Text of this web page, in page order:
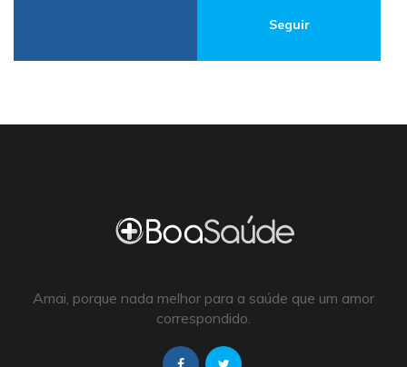
Seguir
Amai, porque nada melhor para a saúde que um amor
correspondido.